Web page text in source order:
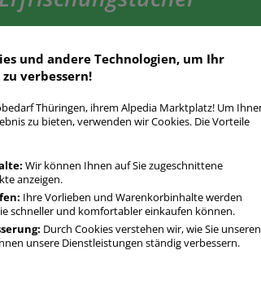
Preis. Finden Sie schnell Handtücher /
Filter-Funktion.
/ Kosmetiktücher
und andere Technologien, um Ihr
verbessern!
Thüringen, ihrem Alpedia Marktplatz! Um
zu bieten, verwenden wir Cookies. Die Vorteile
Wir können Ihnen auf Sie zugeschnittene
anzeigen.
Ihre Vorlieben und Warenkorbinhalte werden
schneller und komfortabler einkaufen können.
Durch Cookies verstehen wir, wie Sie unseren
unsere Dienstleistungen ständig verbessern.